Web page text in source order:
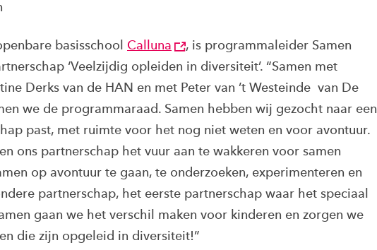
basisschool Calluna
, is programmaleider Samen
‘Veelzijdig opleiden in diversiteit’. “Samen met
Derks van de HAN en met Peter van ’t Westeinde van De
we de programmaraad. Samen hebben wij gezocht naar een
past, met ruimte voor het nog niet weten en voor avontuur.
ons partnerschap het vuur aan te wakkeren voor samen
op avontuur te gaan, te onderzoeken, experimenteren en
partnerschap, het eerste partnerschap waar het speciaal
gaan we het verschil maken voor kinderen en zorgen we
die zijn opgeleid in diversiteit!”